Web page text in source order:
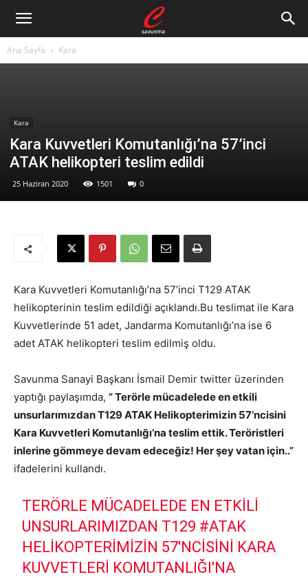
Ana Sayfa Kara
Kara
Kara Kuvvetleri Komutanlığı’na 57’inci
ATAK helikopteri teslim edildi
25 Haziran 2020 1501 0
Kara Kuvvetleri Komutanlığı’na 57’inci T129 ATAK
helikopterinin teslim edildiği açıklandı.Bu teslimat ile Kara
Kuvvetlerinde 51 adet, Jandarma Komutanlığı’na ise 6
adet ATAK helikopteri teslim edilmiş oldu.
Savunma Sanayi Başkanı İsmail Demir twitter üzerinden
yaptığı paylaşımda, ” Terörle mücadelede en etkili
unsurlarımızdan T129 ATAK Helikopterimizin 57’ncisini
Kara Kuvvetleri Komutanlığı’na teslim ettik. Teröristleri
inlerine gömmeye devam edeceğiz! Her şey vatan için..”
ifadelerini kullandı.
TERÖRLE MÜCADELEDE EN ETKILI
UNSURLARIMIZDAN T129 #ATAK
HELIKOPTERIMIZIN 57'NCISINI KARA
KUVVETLERI KOMUTANLIĞI'NA